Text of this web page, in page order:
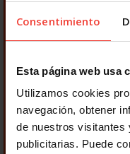
Consentimiento
Esta página web usa
Utilizamos cookies
navegación, obtener
de nuestros visitantes
publicitarias. Puede